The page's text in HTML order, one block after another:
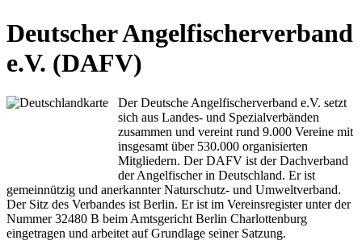
Deutscher Angelfischerverband
e.V. (DAFV)
Der Deutsche Angelfischerverband e.V. setzt
sich aus Landes- und Spezialverbänden
zusammen und vereint rund 9.000 Vereine mit
insgesamt über 530.000 organisierten
Mitgliedern. Der DAFV ist der Dachverband
der Angelfischer in Deutschland. Er ist
gemeinnützig und anerkannter Naturschutz- und Umweltverband.
Der Sitz des Verbandes ist Berlin. Er ist im Vereinsregister unter der
Nummer 32480 B beim Amtsgericht Berlin Charlottenburg
eingetragen und arbeitet auf Grundlage seiner Satzung.